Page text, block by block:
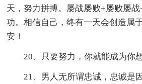
天，努力拼搏。屡战屡败+屡败屡
功。相信自己，终有一天会创造属
安！
20、只要努力，你就能成为你
21、男人无所谓忠诚，忠诚是